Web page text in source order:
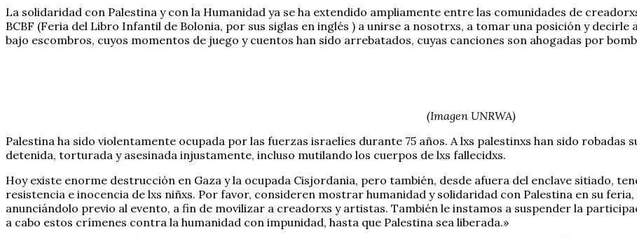
La solidaridad con Palestina y con la Humanidad ya se ha extendido ampliamente entre las comunidades de
BCBF (Feria del Libro Infantil de Bolonia, por sus siglas en inglés ) a unirse a nosotrxs, a tomar una posición y
bajo escombros, cuyos momentos de juego y cuentos han sido arrebatados, cuyas canciones son ahogadas por
(Imagen UNRWA)
Palestina ha sido violentamente ocupada por las fuerzas israelíes durante 75 años. A lxs palestinxs han sido robadas
detenida, torturada y asesinada injustamente, incluso mutilando los cuerpos de lxs fallecidxs.
Hoy existe enorme destrucción en Gaza y la ocupada Cisjordania, pero también, desde afuera del enclave sitiado,
resistencia e inocencia de lxs niñxs. Por favor, consideren mostrar humanidad y solidaridad con Palestina en su
anunciándolo previo al evento, a fin de movilizar a creadorxs y artistas. También le instamos a suspender la
a cabo estos crímenes contra la humanidad con impunidad, hasta que Palestina sea liberada.»